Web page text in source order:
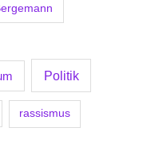
Politik
rassismus